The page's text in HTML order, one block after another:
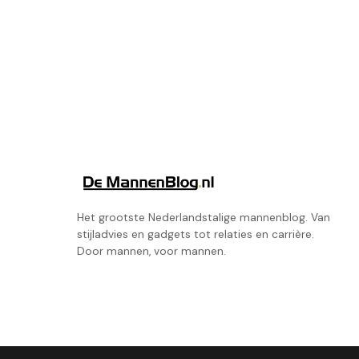
Het grootste Nederlandstalige mannenblog. Van
stijladvies en gadgets tot relaties en carrière.
Door mannen, voor mannen.